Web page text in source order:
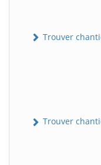
Trouver
Trouver